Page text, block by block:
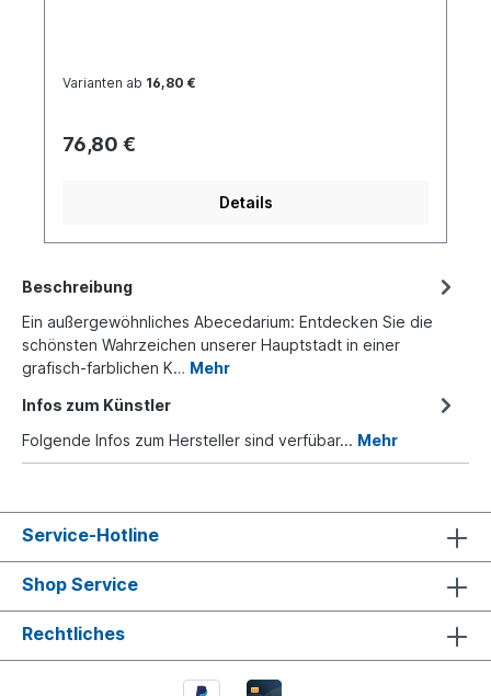
Varianten ab 16,80 €
76,80 €
Details
Beschreibung
Ein außergewöhnliches Abecedarium: Entdecken Sie die
schönsten Wahrzeichen unserer Hauptstadt in einer
grafisch-farblichen K… Mehr
Infos zum Künstler
Folgende Infos zum Hersteller sind verfübar... Mehr
Service-Hotline
Shop Service
Rechtliches